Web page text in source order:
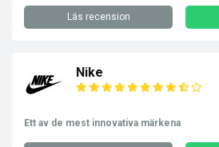
Läs recension
Nike
Ett av de mest innovativa märkena